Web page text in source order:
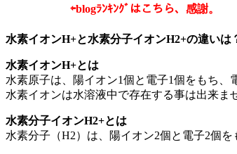
⇦blogﾗﾝｷﾝｸﾞはこちら、感謝。
水素イオンH+と水素分子イオンH2+の違いは
水素イオンH+とは
水素原子は、陽イオン1個と電子1個をもち、
水素イオンは水溶液中で存在する事は出来ま
水素分子イオンH2+とは
水素分子（H2）は、陽イオン2個と電子2個